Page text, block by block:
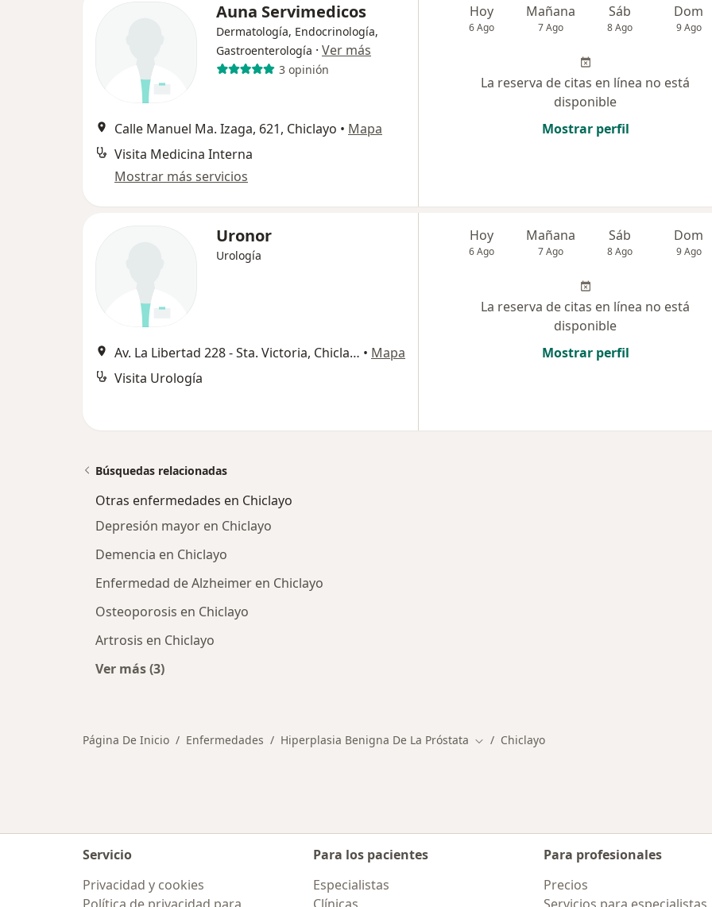
Auna Servimedicos
Dermatología, Endocrinología,
Gastroenterología · Ver más
3 opinión
Calle Manuel Ma. Izaga, 621, Chiclayo • Mapa
Visita Medicina Interna
Mostrar más servicios
Hoy
6 Ago
Mañana
7 Ago
Sáb
8 Ago
Dom
9 Ago
La reserva de citas en línea no está
disponible
Mostrar perfil
Uronor
Urología
Av. La Libertad 228 - Sta. Victoria, Chiclayo • Mapa
Visita Urología
Hoy
6 Ago
Mañana
7 Ago
Sáb
8 Ago
Dom
9 Ago
La reserva de citas en línea no está
disponible
Mostrar perfil
Búsquedas relacionadas
Otras enfermedades en Chiclayo
Depresión mayor en Chiclayo
Demencia en Chiclayo
Enfermedad de Alzheimer en Chiclayo
Osteoporosis en Chiclayo
Artrosis en Chiclayo
Ver más (3)
Página De Inicio Enfermedades Hiperplasia Benigna De La Próstata Cambiar de ciudad
Chiclayo
Servicio
Privacidad y cookies
Para los pacientes
Especialistas
Para profesionales
Precios